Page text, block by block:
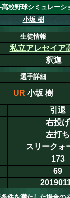
校野球シミュレーシ
小坂 樹
生徒情報
私立アレセイア
釈迦
選手詳細
UR 小坂 樹
引退
右投げ
左打ち
スリークォ
173
69